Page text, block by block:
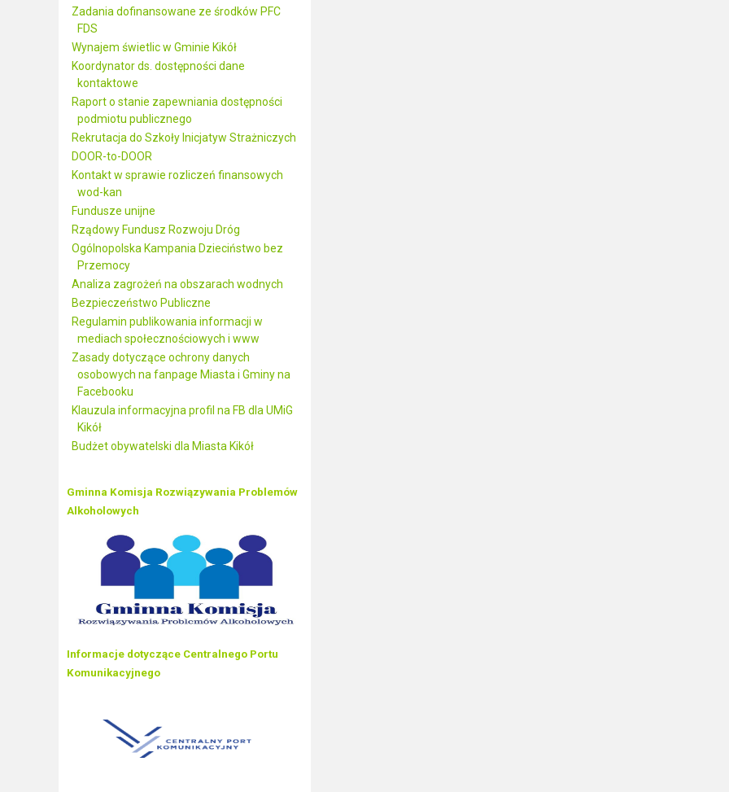
Zadania dofinansowane ze środków PFC
FDS
Wynajem świetlic w Gminie Kikół
Koordynator ds. dostępności dane
kontaktowe
Raport o stanie zapewniania dostępności
podmiotu publicznego
Rekrutacja do Szkoły Inicjatyw Strażniczych
DOOR-to-DOOR
Kontakt w sprawie rozliczeń finansowych
wod-kan
Fundusze unijne
Rządowy Fundusz Rozwoju Dróg
Ogólnopolska Kampania Dzieciństwo bez
Przemocy
Analiza zagrożeń na obszarach wodnych
Bezpieczeństwo Publiczne
Regulamin publikowania informacji w
mediach społecznościowych i www
Zasady dotyczące ochrony danych
osobowych na fanpage Miasta i Gminy na
Facebooku
Klauzula informacyjna profil na FB dla UMiG
Kikół
Budżet obywatelski dla Miasta Kikół
Gminna Komisja Rozwiązywania Problemów
Alkoholowych
Informacje dotyczące Centralnego Portu
Komunikacyjnego